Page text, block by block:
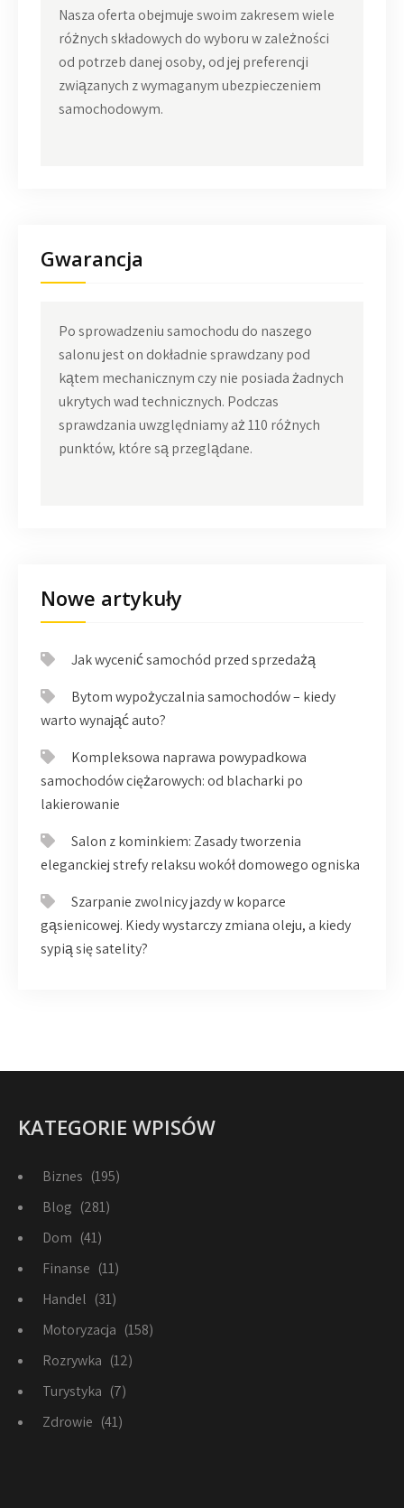
Nasza oferta obejmuje swoim zakresem wiele
różnych składowych do wyboru w zależności
od potrzeb danej osoby, od jej preferencji
związanych z wymaganym ubezpieczeniem
samochodowym.
Gwarancja
Po sprowadzeniu samochodu do naszego
salonu jest on dokładnie sprawdzany pod
kątem mechanicznym czy nie posiada żadnych
ukrytych wad technicznych. Podczas
sprawdzania uwzględniamy aż 110 różnych
punktów, które są przeglądane.
Nowe artykuły
Jak wycenić samochód przed sprzedażą
Bytom wypożyczalnia samochodów – kiedy
warto wynająć auto?
Kompleksowa naprawa powypadkowa
samochodów ciężarowych: od blacharki po
lakierowanie
Salon z kominkiem: Zasady tworzenia
eleganckiej strefy relaksu wokół domowego ogniska
Szarpanie zwolnicy jazdy w koparce
gąsienicowej. Kiedy wystarczy zmiana oleju, a kiedy
sypią się satelity?
KATEGORIE WPISÓW
Biznes (195)
Blog (281)
Dom (41)
Finanse (11)
Handel (31)
Motoryzacja (158)
Rozrywka (12)
Turystyka (7)
Zdrowie (41)